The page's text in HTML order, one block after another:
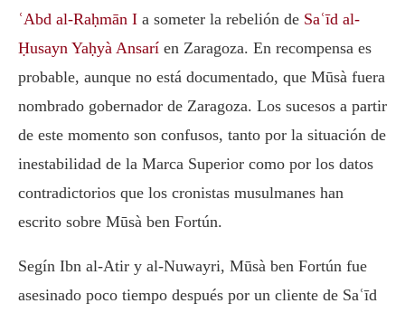
ʿAbd al-Raḥmān I a someter la rebelión de Saʿīd al-
Ḥusayn Yaḥyà Ansarí en Zaragoza. En recompensa es
probable, aunque no está documentado, que Mūsà fuera
nombrado gobernador de Zaragoza. Los sucesos a partir
de este momento son confusos, tanto por la situación de
inestabilidad de la Marca Superior como por los datos
contradictorios que los cronistas musulmanes han
escrito sobre Mūsà ben Fortún.
Segín Ibn al-Atir y al-Nuwayri, Mūsà ben Fortún fue
asesinado poco tiempo después por un cliente de Saʿīd